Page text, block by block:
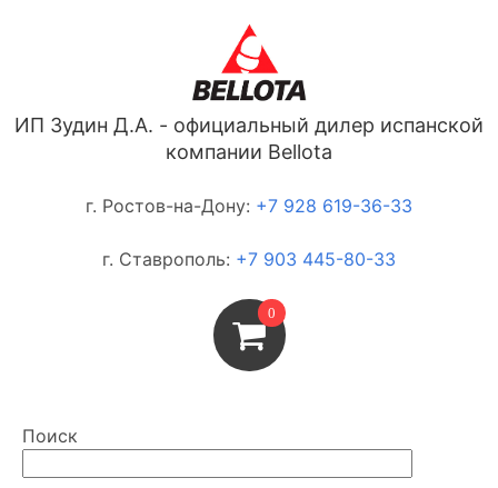
ИП Зудин Д.А. - официальный дилер испанской
компании Bellota
г. Ростов-на-Дону: +7 928 619-36-33
г. Ставрополь: +7 903 445-80-33
0
Поиск